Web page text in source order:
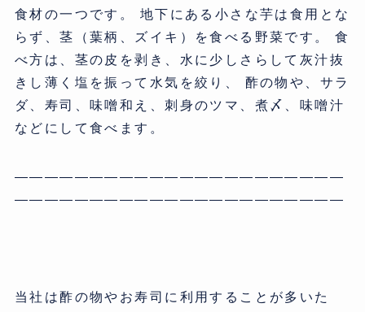
食材の一つです。 地下にある小さな芋は食用とな
らず、茎（葉柄、ズイキ）を食べる野菜です。 食
べ方は、茎の皮を剥き、水に少しさらして灰汁抜
きし薄く塩を振って水気を絞り、 酢の物や、サラ
ダ、寿司、味噌和え、刺身のツマ、煮〆、味噌汁
などにして食べます。
——————————————————————
——————————————————————
当社は酢の物やお寿司に利用することが多いた